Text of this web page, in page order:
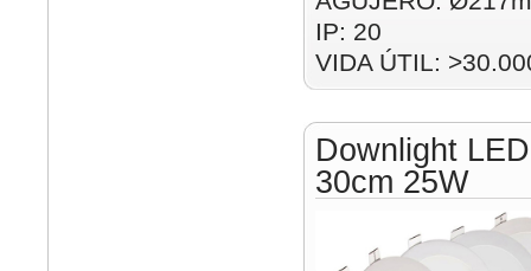
IP: 20
VIDA ÚTIL:
Downlight
30cm 25W